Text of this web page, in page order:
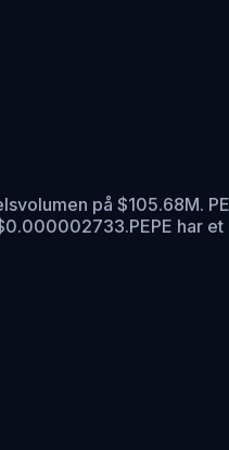
på $105.68M.
PEPE har